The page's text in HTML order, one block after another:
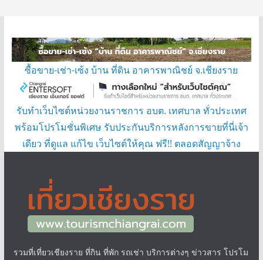
ซื้อขาย-เช่า-เซ้ง บ้าน ที่ดิน อาคารพาณิชย์ จ.เชียงราย
รับทำเว็บไซต์หน่วยงานราชการ อบต. เทศบาล ทั่วประเทศ
พร้อมโปรโมชั่นพิเศษ รับประกันบริการหลังการขายที่นี่เจ้า
เดียว ที่ดูแล แก้ไข เว็บไซต์ให้คุณ ฟรี!! ตลอดสัญญาจ้าง
รวมที่เที่ยวเชียงราย ที่กิน ที่พัก รถเช่า บริการต่างๆ ข่าวสาร โปรโม